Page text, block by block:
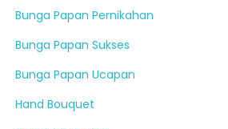
Bunga Papan Pernikahan
Bunga Papan Sukses
Bunga Papan Ucapan
Hand Bouquet